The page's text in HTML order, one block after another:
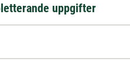
uppgifter